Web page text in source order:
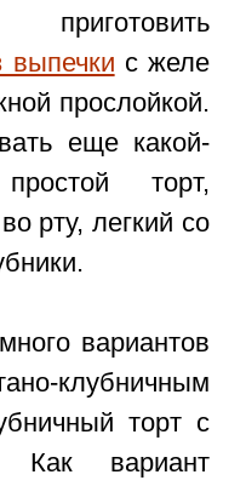
выпечки с желе
прослойкой.
еще какой-
торт,
рту, легкий со
вариантов
клубничным
торт с
Как вариант